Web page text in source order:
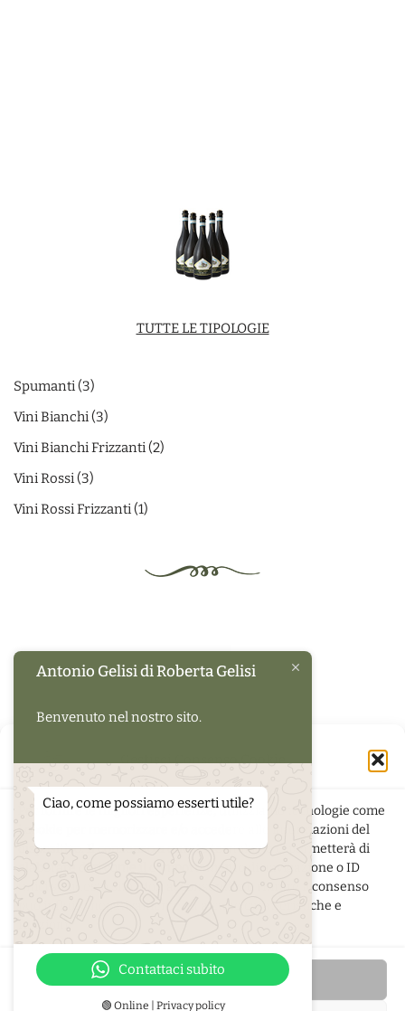
Per fornire le migliori esperienze, utilizziamo tecnologie come
i cookie per memorizzare e/o accedere alle informazioni del
dispositivo. Il consenso a queste tecnologie ci permetterà di
elaborare dati come il comportamento di navigazione o ID
unici su questo sito. Non acconsentire o ritirare il consenso
può influire negativamente su alcune caratteristiche e
Accetta
TUTTE LE TIPOLOGIE
Spumanti 3
Vini Bianchi 3
Vini Bianchi Frizzanti 2
Vini Rossi 3
Vini Rossi Frizzanti 1
p.iva01349950939
Antonio Gelisi di Roberta Gelisi
Benvenuto nel nostro sito.
Ciao, come possiamo esserti utile?
Contattaci subito
🟢 Online | Privacy policy